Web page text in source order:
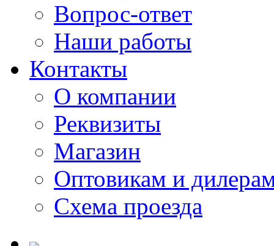
Вопрос-ответ
Наши работы
Контакты
О компании
Реквизиты
Магазин
Оптовикам и
Схема проезда